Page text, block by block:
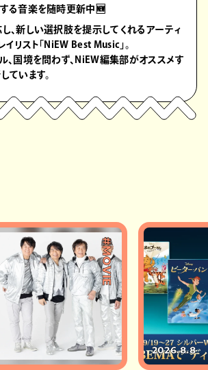
る音楽を随時更新中🆕
、新しい選択肢を提示してくれるアーティ
リスト「NiEW Best Music」。
、国境を問わず、NiEW編集部がオススメす
ています。
#MOVIE
2026.8.8